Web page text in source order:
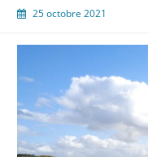
25 octobre 2021